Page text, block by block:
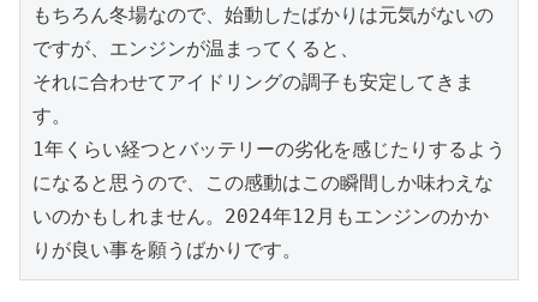
もちろん冬場なので、始動したばかりは元気がないの
ですが、エンジンが温まってくると、
それに合わせてアイドリングの調子も安定してきま
す。
1年くらい経つとバッテリーの劣化を感じたりするよう
になると思うので、この感動はこの瞬間しか味わえな
いのかもしれません。2024年12月もエンジンのかか
りが良い事を願うばかりです。